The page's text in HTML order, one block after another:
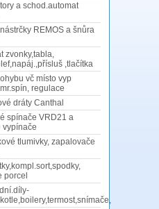
a schod.automat
REMOS a šnůra
zvonky,tabla,
,tlačítka
vč místo vyp
regulace
dráty Canthal
spínače VRD21 a
vypínače
tlumivky, zapalovače
porcel